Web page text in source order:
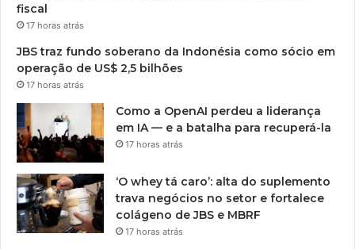
fiscal
17 horas atrás
JBS traz fundo soberano da Indonésia como sócio em
operação de US$ 2,5 bilhões
17 horas atrás
Como a OpenAI perdeu a liderança
em IA — e a batalha para recuperá-la
17 horas atrás
‘O whey tá caro’: alta do suplemento
trava negócios no setor e fortalece
colágeno de JBS e MBRF
17 horas atrás